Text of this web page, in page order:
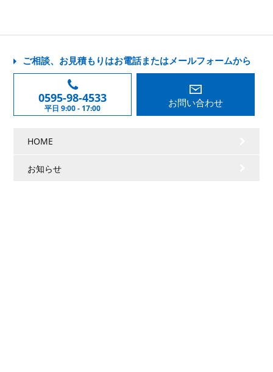
ご相談、お見積もりはお電話またはメールフォームから
0595-98-4533
平日 9:00 - 17:00 お問い合わせ
HOME
お知らせ